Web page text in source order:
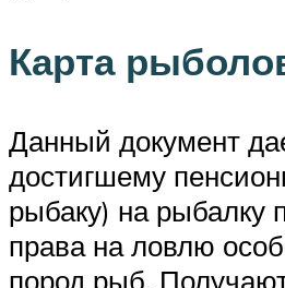
Карта
Данный документ
достигшему
рыбаку) на рыбалку
права на ловлю
пород рыб.